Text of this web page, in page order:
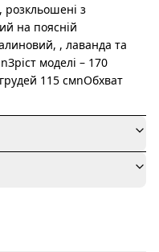
розкльошені з
на поясній
, лаванда та
моделі – 170
115 смnОбхват